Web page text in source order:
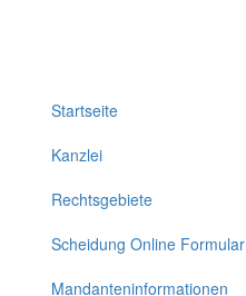
Startseite
Kanzlei
Rechtsgebiete
Scheidung Online Formular
Mandanteninformationen